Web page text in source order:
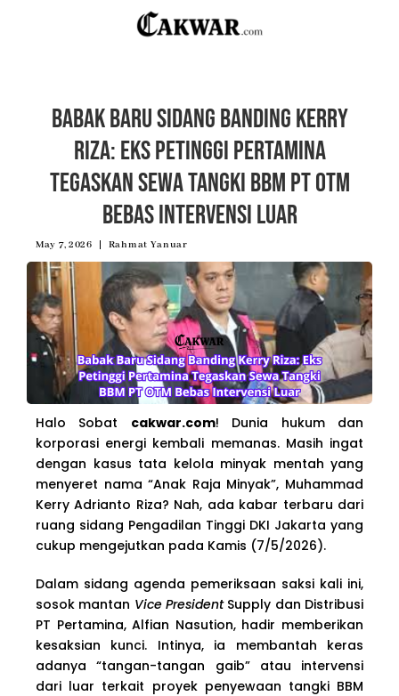
Babak Baru Sidang Banding Kerry
Riza: Eks Petinggi Pertamina
Tegaskan Sewa Tangki BBM PT OTM
Bebas Intervensi Luar
May 7, 2026 Rahmat Yanuar
Halo Sobat cakwar.com! Dunia hukum dan
korporasi energi kembali memanas. Masih ingat
dengan kasus tata kelola minyak mentah yang
menyeret nama “Anak Raja Minyak”, Muhammad
Kerry Adrianto Riza? Nah, ada kabar terbaru dari
ruang sidang Pengadilan Tinggi DKI Jakarta yang
cukup mengejutkan pada Kamis (7/5/2026).
Dalam sidang agenda pemeriksaan saksi kali ini,
sosok mantan Vice PresidentSupply dan Distribusi
PT Pertamina, Alfian Nasution, hadir memberikan
kesaksian kunci. Intinya, ia membantah keras
adanya “tangan-tangan gaib” atau intervensi
dari luar terkait proyek penyewaan tangki BBM